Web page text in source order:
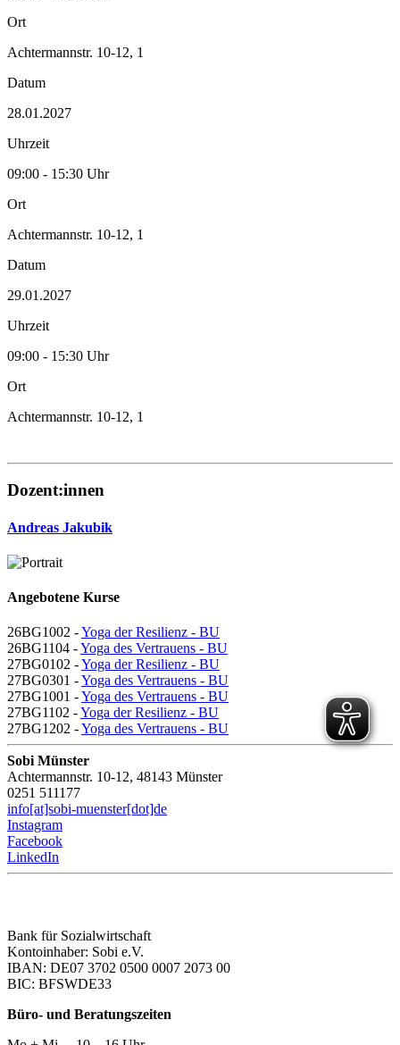
Ort
Achtermannstr. 10-12, 1
Datum
28.01.2027
Uhrzeit
09:00 - 15:30 Uhr
Ort
Achtermannstr. 10-12, 1
Datum
29.01.2027
Uhrzeit
09:00 - 15:30 Uhr
Ort
Achtermannstr. 10-12, 1
Dozent:innen
Andreas Jakubik
Angebotene Kurse
26BG1002 -Yoga der Resilienz - BU
26BG1104 -Yoga des Vertrauens - BU
27BG0102 -Yoga der Resilienz - BU
27BG0301 -Yoga des Vertrauens - BU
27BG1001 -Yoga des Vertrauens - BU
27BG1102 -Yoga der Resilienz - BU
27BG1202 -Yoga des Vertrauens - BU
Sobi Münster
Achtermannstr. 10-12, 48143 Münster
0251 511177
info[at]sobi-muenster[dot]de
Instagram
Facebook
LinkedIn
Bank für Sozialwirtschaft
Kontoinhaber: Sobi e.V.
IBAN: DE07 3702 0500 0007 2073 00
BIC: BFSWDE33
Büro- und Beratungszeiten